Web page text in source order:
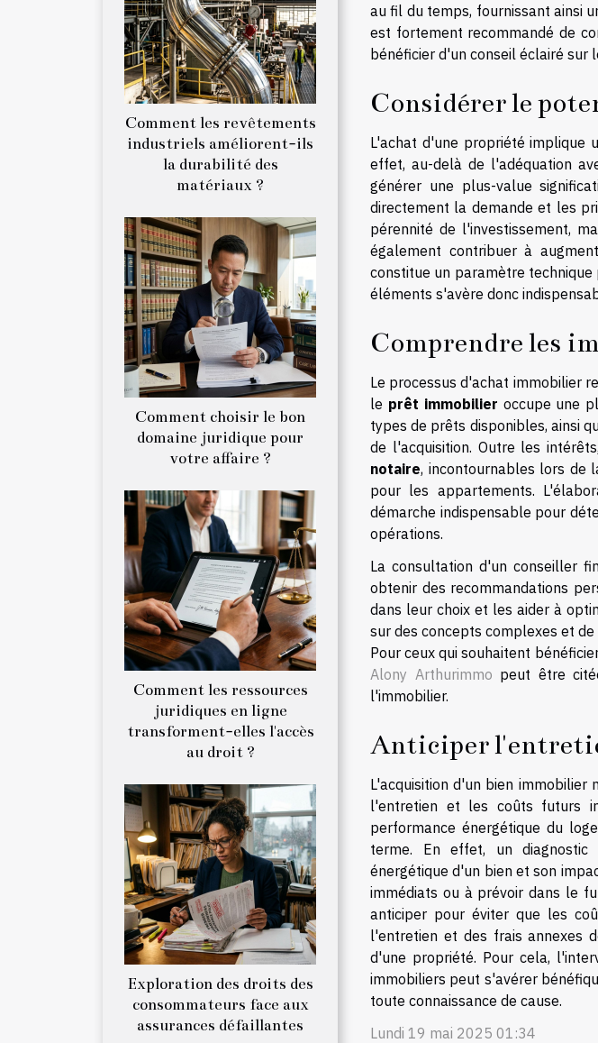
Comment les revêtements
industriels améliorent-ils
la durabilité des
matériaux ?
Comment choisir le bon
domaine juridique pour
votre affaire ?
Comment les ressources
juridiques en ligne
transforment-elles l'accès
au droit ?
Exploration des droits des
consommateurs face aux
assurances défaillantes
au fil du temps, fournissant ainsi
est fortement recommandé de
bénéficier d'un conseil éclairé sur
Considérer le
L'achat d'une propriété implique
effet, au-delà de l'adéquation
générer une plus-value
directement la demande et les
pérennité de l'investissement,
également contribuer à
constitue un paramètre
éléments s'avère donc
Comprendre les
Le processus d'achat immobilier
le prêt immobilier occupe une
types de prêts disponibles, ainsi
de l'acquisition. Outre les
notaire, incontournables lors de
pour les appartements.
démarche indispensable pour
opérations.
La consultation d'un conseiller
obtenir des recommandations
dans leur choix et les aider à
sur des concepts complexes et
Pour ceux qui souhaitent
Alony Arthurimmo peut être
l'immobilier.
Anticiper
L'acquisition d'un bien
l'entretien et les coûts futurs
performance énergétique du
terme. En effet, un diagnostic
énergétique d'un bien et son
immédiats ou à prévoir dans le
anticiper pour éviter que les
l'entretien et des frais annexes
d'une propriété. Pour cela,
immobiliers peut s'avérer
toute connaissance de cause.
Lundi 19 mai 2025 01:34